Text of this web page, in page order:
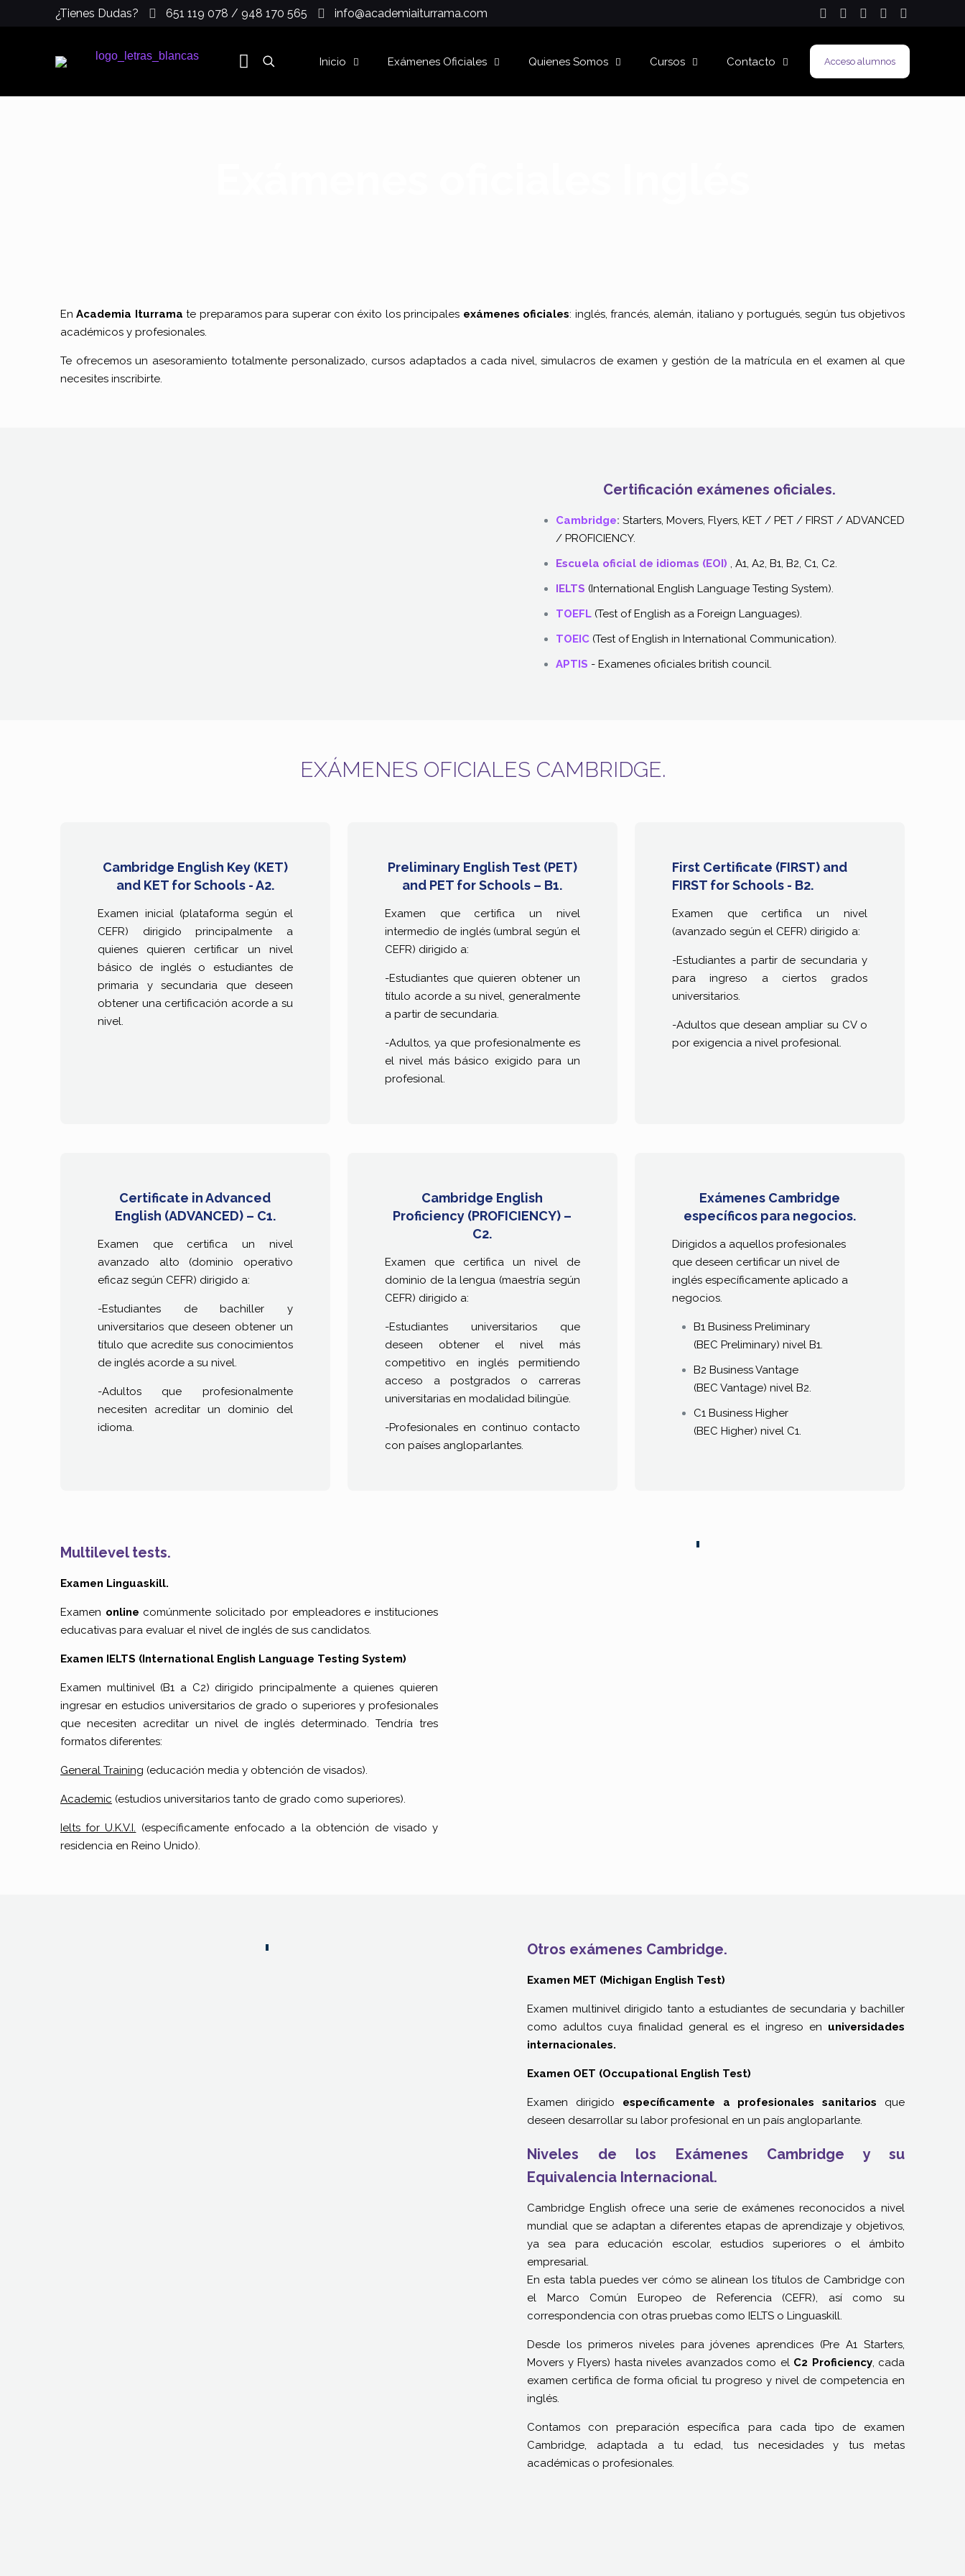
¿Tienes Dudas? 651 119 078 / 948 170 565 info@academiaiturrama.com
Inicio Exámenes Oficiales Quienes Somos Cursos Contacto Acceso alumnos
EnAcademia Iturrama te preparamos para superar con éxito los principales exámenes oficiales: inglés, francés, alemán, italiano y portugués, según tus objetivos
académicos y profesionales.
Te ofrecemos un asesoramiento totalmente personalizado, cursos adaptados a cada nivel, simulacros de examen y gestión de la matrícula en el examen al que
necesites inscribirte.
Certificación exámenes oficiales.
Cambridge: Starters, Movers, Flyers, KET / PET / FIRST / ADVANCED
/ PROFICIENCY.
Escuela oficial de idiomas (EOI) , A1, A2, B1, B2, C1, C2.
IELTS (International English Language Testing System).
TOEFL (Test of English as a Foreign Languages).
TOEIC (Test of English in International Communication).
APTIS - Examenes oficiales british council.
EXÁMENES OFICIALES CAMBRIDGE.
Cambridge English Key (KET)
and KET for Schools - A2.
Examen inicial (plataforma según el
CEFR) dirigido principalmente a
quienes quieren certificar un nivel
básico de inglés o estudiantes de
primaria y secundaria que deseen
obtener una certificación acorde a su
nivel.
Preliminary English Test (PET)
and PET for Schools – B1.
Examen que certifica un nivel
intermedio de inglés (umbral según el
CEFR) dirigido a:
-Estudiantes que quieren obtener un
título acorde a su nivel, generalmente
a partir de secundaria.
-Adultos, ya que profesionalmente es
el nivel más básico exigido para un
profesional.
First Certificate (FIRST) and
FIRST for Schools - B2.
Examen que certifica un nivel
(avanzado según el CEFR) dirigido a:
-Estudiantes a partir de secundaria y
para ingreso a ciertos grados
universitarios.
-Adultos que desean ampliar su CV o
por exigencia a nivel profesional.
Certificate in Advanced
English (ADVANCED) – C1.
Examen que certifica un nivel
avanzado alto (dominio operativo
eficaz según CEFR) dirigido a:
-Estudiantes de bachiller y
universitarios que deseen obtener un
título que acredite sus conocimientos
de inglés acorde a su nivel.
-Adultos que profesionalmente
necesiten acreditar un dominio del
idioma.
Cambridge English
Proficiency (PROFICIENCY) –
C2.
Examen que certifica un nivel de
dominio de la lengua (maestría según
CEFR) dirigido a:
-Estudiantes universitarios que
deseen obtener el nivel más
competitivo en inglés permitiendo
acceso a postgrados o carreras
universitarias en modalidad bilingüe.
-Profesionales en continuo contacto
con países angloparlantes.
Exámenes Cambridge
específicos para negocios.
Dirigidos a aquellos profesionales
que deseen certificar un nivel de
inglés específicamente aplicado a
negocios.
B1 Business Preliminary
(BEC Preliminary) nivel B1.
B2 Business Vantage
(BEC Vantage) nivel B2.
C1 Business Higher
(BEC Higher) nivel C1.
Multilevel tests.
Examen Linguaskill.
Examen online comúnmente solicitado por empleadores e instituciones
educativas para evaluar el nivel de inglés de sus candidatos.
Examen IELTS (International English Language Testing System)
Examen multinivel (B1 a C2) dirigido principalmente a quienes quieren
ingresar en estudios universitarios de grado o superiores y profesionales
que necesiten acreditar un nivel de inglés determinado. Tendría tres
formatos diferentes:
General Training (educación media y obtención de visados).
Academic (estudios universitarios tanto de grado como superiores).
Ielts for U.K.V.I. (específicamente enfocado a la obtención de visado y
residencia en Reino Unido).
Otros exámenes Cambridge.
Examen MET (Michigan English Test)
Examen multinivel dirigido tanto a estudiantes de secundaria y bachiller
como adultos cuya finalidad general es el ingreso en universidades
internacionales.
Examen OET (Occupational English Test)
Examen dirigido específicamente a profesionales sanitarios que
deseen desarrollar su labor profesional en un país angloparlante.
Niveles de los Exámenes Cambridge y su
Equivalencia Internacional.
Cambridge English ofrece una serie de exámenes reconocidos a nivel
mundial que se adaptan a diferentes etapas de aprendizaje y objetivos,
ya sea para educación escolar, estudios superiores o el ámbito
empresarial.
En esta tabla puedes ver cómo se alinean los títulos de Cambridge con
el Marco Común Europeo de Referencia (CEFR), así como su
correspondencia con otras pruebas como IELTS o Linguaskill.
Desde los primeros niveles para jóvenes aprendices (Pre A1 Starters,
Movers y Flyers) hasta niveles avanzados como el C2 Proficiency, cada
examen certifica de forma oficial tu progreso y nivel de competencia en
inglés.
Contamos con preparación específica para cada tipo de examen
Cambridge, adaptada a tu edad, tus necesidades y tus metas
académicas o profesionales.